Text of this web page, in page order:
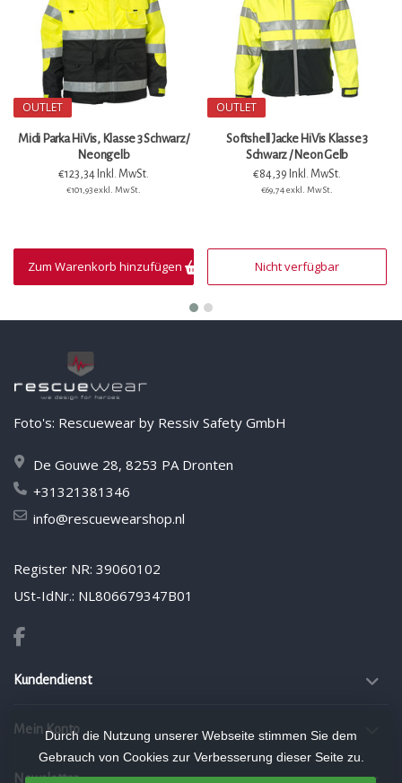
OUTLET
Midi Parka HiVis, Klasse 3 Schwarz/
Neongelb
€123,34 Inkl. MwSt.
€101,93 exkl. MwSt.
Zum Warenkorb hinzufügen
OUTLET
Softshell Jacke HiVis Klasse 3
Schwarz / Neon Gelb
€84,39 Inkl. MwSt.
€69,74 exkl. MwSt.
Nicht verfügbar
Foto's: Rescuewear by Ressiv Safety GmbH
De Gouwe 28, 8253 PA Dronten
+31321381346
info@rescuewearshop.nl
Register NR: 39060102
USt-IdNr.: NL806679347B01
Kundendienst
Mein Konto
Newsletter
Durch die Nutzung unserer Webseite stimmen Sie dem
Gebrauch von Cookies zur Verbesserung dieser Seite zu.